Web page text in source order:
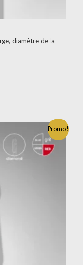
diamètre de la
Promo !